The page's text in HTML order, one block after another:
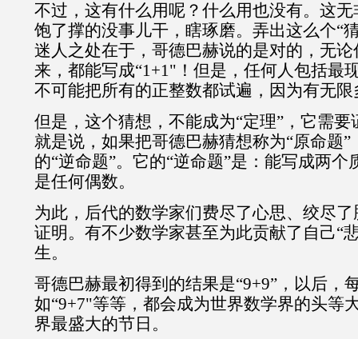
不过，这有什么用呢？什么用也没有。这
饱了撑的没事儿干，瞎琢磨。弄出这么个“
迷人之处在于，哥德巴赫说的是对的，无
来，都能写成“1+1"！但是，任何人包括最
不可能把所有的正整数都试遍，因为有无
但是，这个猜想，不能成为“定理”，它需
就是说，如果把哥德巴赫猜想称为“原命题”
的“逆命题”。它的“逆命题”是：能写成两
是任何偶数。
为此，后代的数学家们费尽了心思、绞尽
证明。有不少数学家甚至为此贡献了自己“
生。
哥德巴赫最初得到的结果是“9+9”，以后，
如“9+7"等等，都会成为世界数学界的头等
界最盛大的节日。